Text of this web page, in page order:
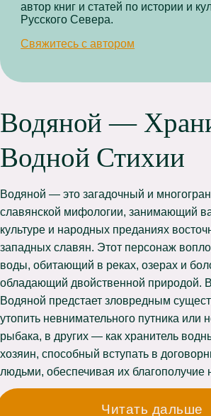
автор книг и статей по истории и
Русского Севера.
Свяжитесь с автором
Водяной —
Водной Стихии
Водяной — это загадочный и
славянской мифологии, занимающий
культуре и народных преданиях
западных славян. Этот персонаж
воды, обитающий в реках, озерах и
обладающий двойственной природой.
Водяной предстает зловредным
утопить невнимательного путника или
рыбака, в других — как хранитель
хозяин, способный вступать в
людьми, обеспечивая их благополучие
Читать дальше